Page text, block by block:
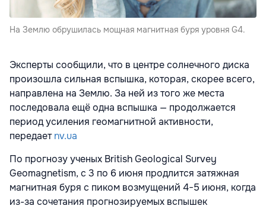
На Землю обрушилась мощная магнитная буря уровня G4.
Эксперты сообщили, что в центре солнечного диска
произошла сильная вспышка, которая, скорее всего,
направлена на Землю. За ней из того же места
последовала ещё одна вспышка — продолжается
период усиления геомагнитной активности,
передаетnv.ua
По прогнозу ученых British Geological Survey
Geomagnetism, с 3 по 6 июня продлится затяжная
магнитная буря с пиком возмущений 4−5 июня, когда
из-за сочетания прогнозируемых вспышек